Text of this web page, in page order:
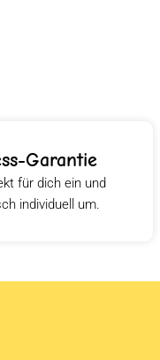
Garantie
für dich ein und
individuell um.